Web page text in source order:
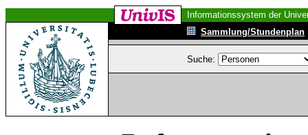
Informationssystem der
Sammlung/Stundenplan
Suche: